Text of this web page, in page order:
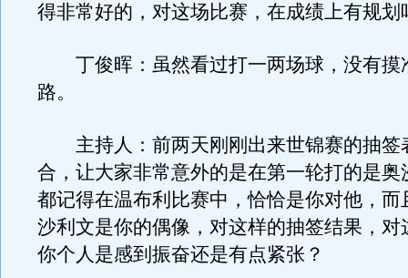
得非常好的，对这场比赛，在成绩上有规划
丁俊晖：虽然看过打一两场球，没有摸
路。
主持人：前两天刚刚出来世锦赛的抽签
合，让大家非常意外的是在第一轮打的是奥
都记得在温布利比赛中，恰恰是你对他，而
沙利文是你的偶像，对这样的抽签结果，对
你个人是感到振奋还是有点紧张？